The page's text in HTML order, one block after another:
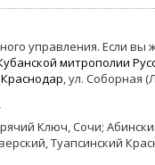
управления. Если вы
митрополии
Краснодар, ул. Соборная
Ключ, Сочи;
Туапсинский